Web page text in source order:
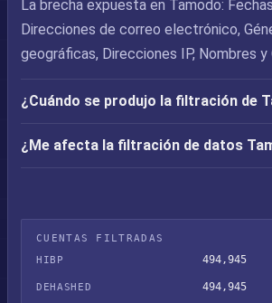
La brecha expuesta en Tamodo:
Direcciones de correo electrónico,
geográficas, Direcciones IP, Nombres y
¿Cuándo se produjo la filtración de
¿Me afecta la filtración de datos
CUENTAS FILTRADAS
HIBP
494,945
DEHASHED 494,945